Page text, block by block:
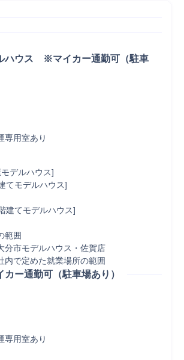
ハウス　※マイカー通勤可（駐車
専用室あり
デルハウス]
てモデルハウス]
建てモデルハウス]
範囲
分市モデルハウス・佐賀店
内で定めた就業場所の範囲
ー通勤可（駐車場あり）
専用室あり